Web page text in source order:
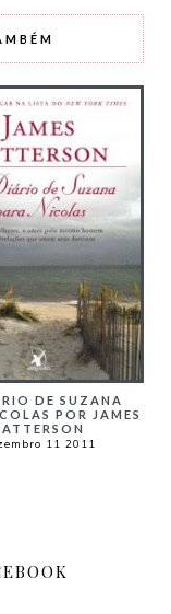
DE SUZANA
POR JAMES
11 2011